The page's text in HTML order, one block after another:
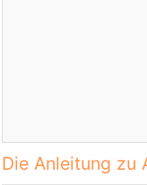
Die Anleitung zu